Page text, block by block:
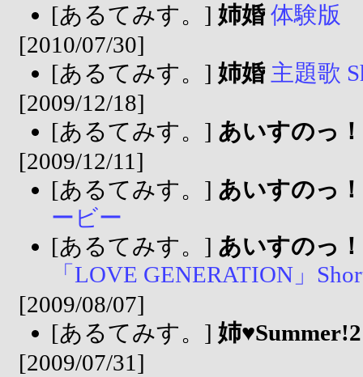
[あるてみす。] 姉婚 体験版
[2010/07/30]
[あるてみす。] 姉婚 主題歌
[2009/12/18]
[あるてみす。] あいすのっ！
[2009/12/11]
[あるてみす。] あいすのっ！
ービー
[あるてみす。] あいすのっ！
「LOVE GENERATION」
[2009/08/07]
[あるてみす。] 姉♥Summer!2
[2009/07/31]